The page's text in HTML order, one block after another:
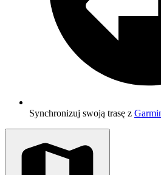
Synchronizuj swoją trasę z